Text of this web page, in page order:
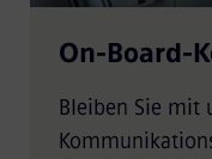
On-Board-
Bleiben Sie mit